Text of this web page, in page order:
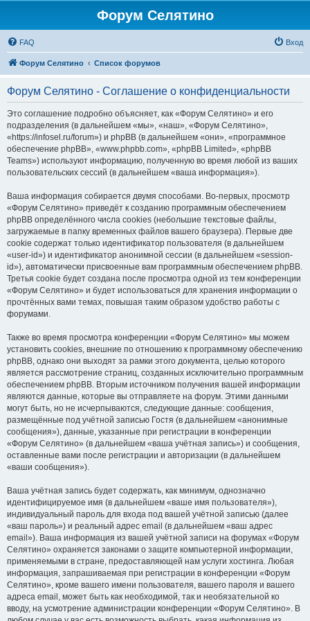
Форум Селятино
FAQ Вход
Форум Селятино Список форумов
Форум Селятино - Соглашение о конфиденциальности
Это соглашение подробно объясняет, как «Форум Селятино» и его
подразделения (в дальнейшем «мы», «наш», «Форум Селятино»,
«https://infosel.ru/forum») и phpBB (в дальнейшем «они», «программное
обеспечение phpBB», «www.phpbb.com», «phpBB Limited», «phpBB
Teams») используют информацию, полученную во время любой из ваших
пользовательских сессий (в дальнейшем «ваша информация»).
Ваша информация собирается двумя способами. Во-первых, просмотр
«Форум Селятино» приведёт к созданию программным обеспечением
phpBB определённого числа cookies (небольшие текстовые файлы,
загружаемые в папку временных файлов вашего браузера). Первые две
cookie содержат только идентификатор пользователя (в дальнейшем
«user-id») и идентификатор анонимной сессии (в дальнейшем «session-
id»), автоматически присвоенные вам программным обеспечением phpBB.
Третья cookie будет создана после просмотра одной из тем конференции
«Форум Селятино» и будет использоваться для хранения информации о
прочтённых вами темах, повышая таким образом удобство работы с
форумами.
Также во время просмотра конференции «Форум Селятино» мы можем
установить cookies, внешние по отношению к программному обеспечению
phpBB, однако они выходят за рамки этого документа, целью которого
является рассмотрение страниц, созданных исключительно программным
обеспечением phpBB. Вторым источником получения вашей информации
являются данные, которые вы отправляете на форум. Этими данными
могут быть, но не исчерпываются, следующие данные: сообщения,
размещённые под учётной записью Гостя (в дальнейшем «анонимные
сообщения»), данные, указанные при регистрации в конференции
«Форум Селятино» (в дальнейшем «ваша учётная запись») и сообщения,
оставленные вами после регистрации и авторизации (в дальнейшем
«ваши сообщения»).
Ваша учётная запись будет содержать, как минимум, однозначно
идентифицируемое имя (в дальнейшем «ваше имя пользователя»),
индивидуальный пароль для входа под вашей учётной записью (далее
«ваш пароль») и реальный адрес email (в дальнейшем «ваш адрес
email»). Ваша информация из вашей учётной записи на форумах «Форум
Селятино» охраняется законами о защите компьютерной информации,
применяемыми в стране, предоставляющей нам услуги хостинга. Любая
информация, запрашиваемая при регистрации в конференции «Форум
Селятино», кроме вашего имени пользователя, вашего пароля и вашего
адреса email, может быть как необходимой, так и необязательной ко
вводу, на усмотрение администрации конференции «Форум Селятино». В